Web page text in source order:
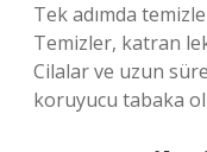
Tek adımda
Temizler, katran
Cilalar ve uzun
koruyucu tabaka